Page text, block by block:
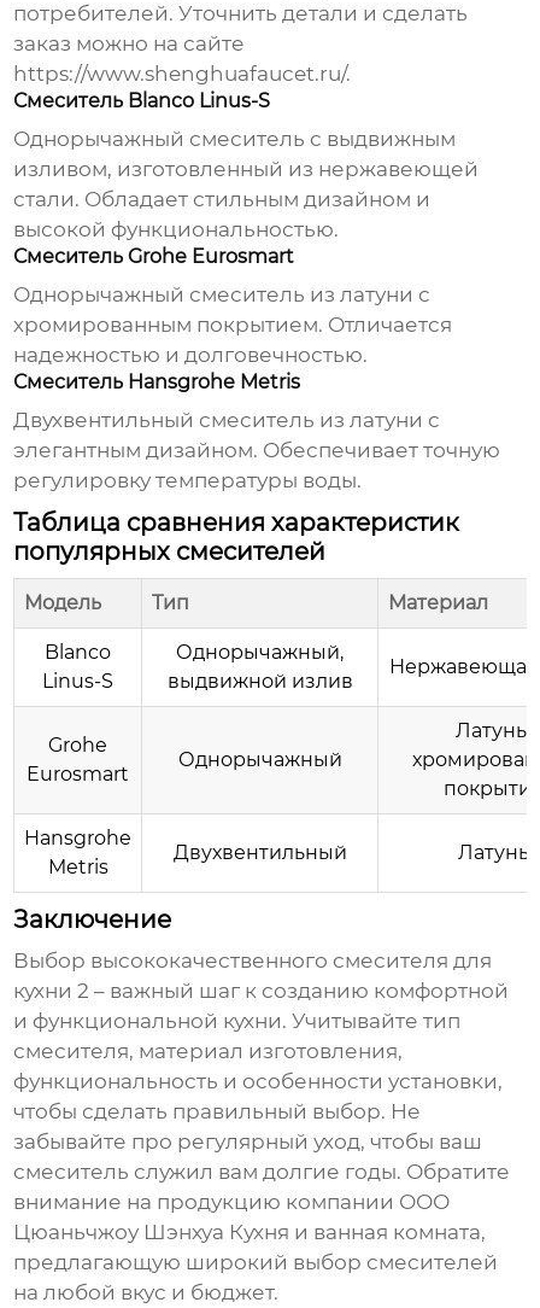
потребителей. Уточнить детали и сделать
заказ можно на сайте
https://www.shenghuafaucet.ru/.
Смеситель Blanco Linus-S
Однорычажный смеситель с выдвижным
изливом, изготовленный из нержавеющей
стали. Обладает стильным дизайном и
высокой функциональностью.
Смеситель Grohe Eurosmart
Однорычажный смеситель из латуни с
хромированным покрытием. Отличается
надежностью и долговечностью.
Смеситель Hansgrohe Metris
Двухвентильный смеситель из латуни с
элегантным дизайном. Обеспечивает точную
регулировку температуры воды.
Таблица сравнения характеристик
популярных смесителей
Модель Тип Материал
Blanco
Linus-S
Однорычажный,
выдвижной излив
Нержавеющая
Grohe
Eurosmart
Однорычажный
Латунь,
Hansgrohe
Metris
Двухвентильный Латунь
Заключение
Выбор высококачественного смесителя для
кухни 2 – важный шаг к созданию комфортной
и функциональной кухни. Учитывайте тип
смесителя, материал изготовления,
функциональность и особенности установки,
чтобы сделать правильный выбор. Не
забывайте про регулярный уход, чтобы ваш
смеситель служил вам долгие годы. Обратите
внимание на продукцию компании ООО
Цюаньчжоу Шэнхуа Кухня и ванная комната,
предлагающую широкий выбор смесителей
на любой вкус и бюджет.